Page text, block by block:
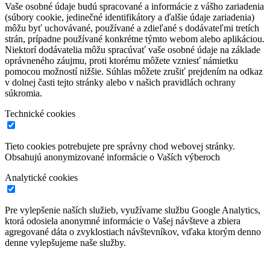
Vaše osobné údaje budú spracované a informácie z vášho zariadenia
(súbory cookie, jedinečné identifikátory a ďalšie údaje zariadenia)
môžu byť uchovávané, používané a zdieľané s dodávateľmi tretích
strán, prípadne používané konkrétne týmto webom alebo aplikáciou.
Niektorí dodávatelia môžu spracúvať vaše osobné údaje na základe
oprávneného záujmu, proti ktorému môžete vzniesť námietku
pomocou možností nižšie. Súhlas môžete zrušiť prejdením na odkaz
v dolnej časti tejto stránky alebo v našich pravidlách ochrany
súkromia.
Technické cookies
Tieto cookies potrebujete pre správny chod webovej stránky.
Obsahujú anonymizované informácie o Vaších výberoch
Analytické cookies
Pre vylepšenie naších služieb, využívame službu Google Analytics,
ktorá odosiela anonymné informácie o Vašej návšteve a zbiera
agregované dáta o zvyklostiach návštevníkov, vďaka ktorým denno
denne vylepšujeme naše služby.